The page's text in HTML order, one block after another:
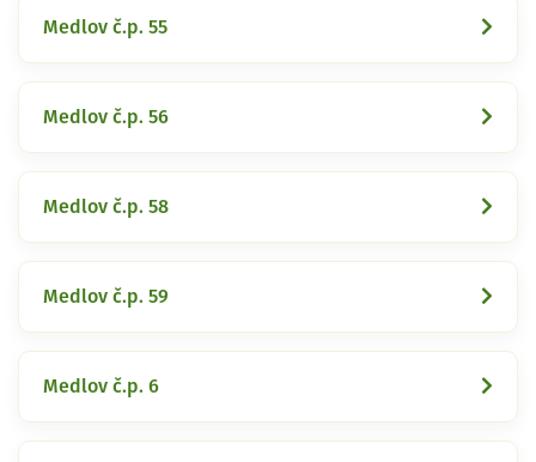
Medlov č.p. 55
Medlov č.p. 56
Medlov č.p. 58
Medlov č.p. 59
Medlov č.p. 6